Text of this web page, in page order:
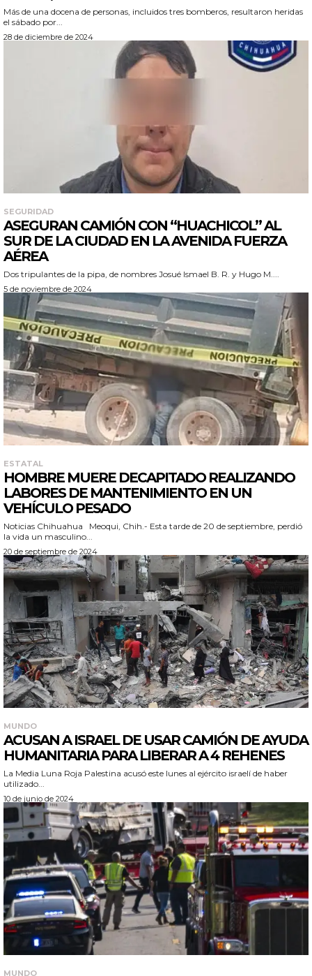
Más de una docena de personas, incluidos tres bomberos, resultaron heridas
el sábado por...
28 de diciembre de 2024
SEGURIDAD
ASEGURAN CAMIÓN CON “HUACHICOL” AL
SUR DE LA CIUDAD EN LA AVENIDA FUERZA
AÉREA
Dos tripulantes de la pipa, de nombres Josué Ismael B. R. y Hugo M....
5 de noviembre de 2024
ESTATAL
HOMBRE MUERE DECAPITADO REALIZANDO
LABORES DE MANTENIMIENTO EN UN
VEHÍCULO PESADO
Noticias Chihuahua Meoqui, Chih.- Esta tarde de 20 de septiembre, perdió
la vida un masculino...
20 de septiembre de 2024
MUNDO
ACUSAN A ISRAEL DE USAR CAMIÓN DE AYUDA
HUMANITARIA PARA LIBERAR A 4 REHENES
La Media Luna Roja Palestina acusó este lunes al ejército israelí de haber
utilizado...
10 de junio de 2024
MUNDO